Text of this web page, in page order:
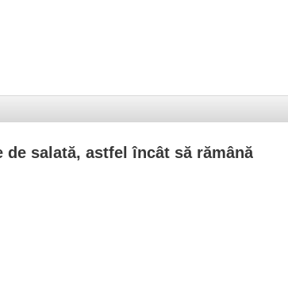
salată, astfel încât să rămână